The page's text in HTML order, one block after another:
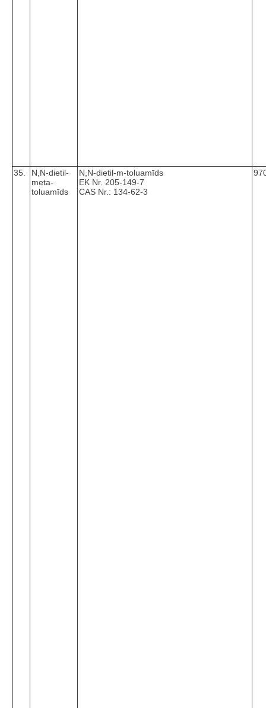
35.
N,N-dietil-
meta-
toluamīds
N,N-dietil-m-toluamīds
EK Nr. 205-149-7
CAS Nr.: 134-62-3